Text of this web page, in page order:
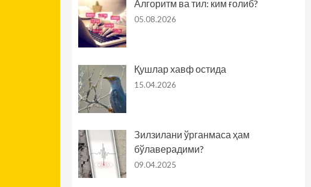
Алгоритм ва тил: ким ғолиб?
05.08.2026
Қушлар хавф остида
15.04.2026
Зилзилани ўрганмаса ҳам
бўлаверадими?
09.04.2025